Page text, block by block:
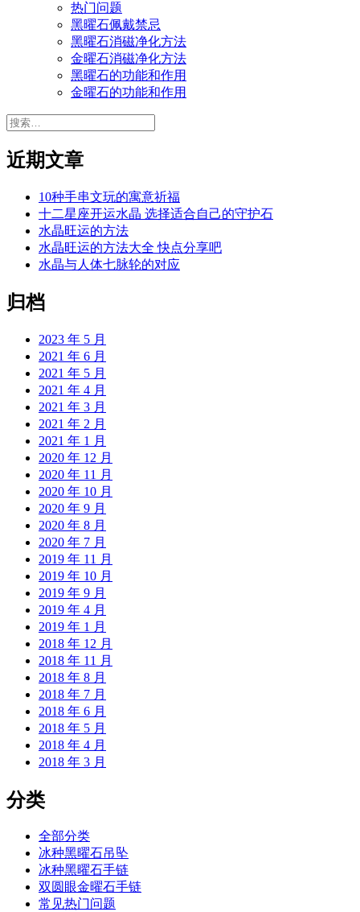
热门问题
黑曜石佩戴禁忌
黑曜石消磁净化方法
金曜石消磁净化方法
黑曜石的功能和作用
金曜石的功能和作用
搜
近期文章
10种手串文玩的寓意祈福
十二星座开运水晶 选择适合自己的守护石
水晶旺运的方法
水晶旺运的方法大全 快点分享吧
水晶与人体七脉轮的对应
归档
2023 年 5 月
2021 年 6 月
2021 年 5 月
2021 年 4 月
2021 年 3 月
2021 年 2 月
2021 年 1 月
2020 年 12 月
2020 年 11 月
2020 年 10 月
2020 年 9 月
2020 年 8 月
2020 年 7 月
2019 年 11 月
2019 年 10 月
2019 年 9 月
2019 年 4 月
2019 年 1 月
2018 年 12 月
2018 年 11 月
2018 年 8 月
2018 年 7 月
2018 年 6 月
2018 年 5 月
2018 年 4 月
2018 年 3 月
分类
全部分类
冰种黑曜石吊坠
冰种黑曜石手链
双圆眼金曜石手链
常见热门问题